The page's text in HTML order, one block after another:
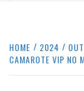
HOME 2024
CAMAROTE VIP NO